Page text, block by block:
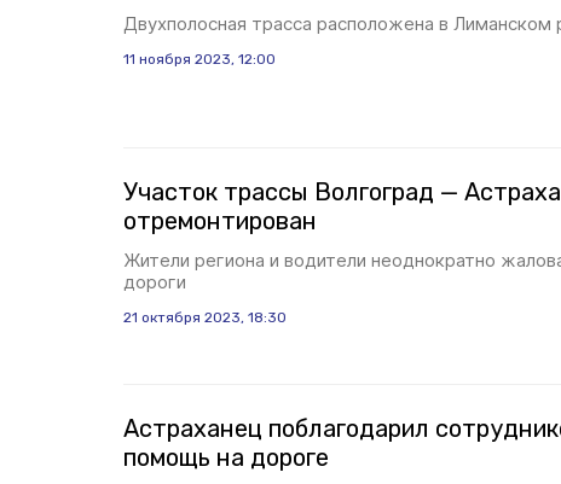
Двухполосная трасса расположена в Лиманском
11 ноября 2023, 12:00
Участок трассы Волгоград —
отремонтирован
Жители региона и водители неоднократно
дороги
21 октября 2023, 18:30
Астраханец поблагодарил
помощь на дороге